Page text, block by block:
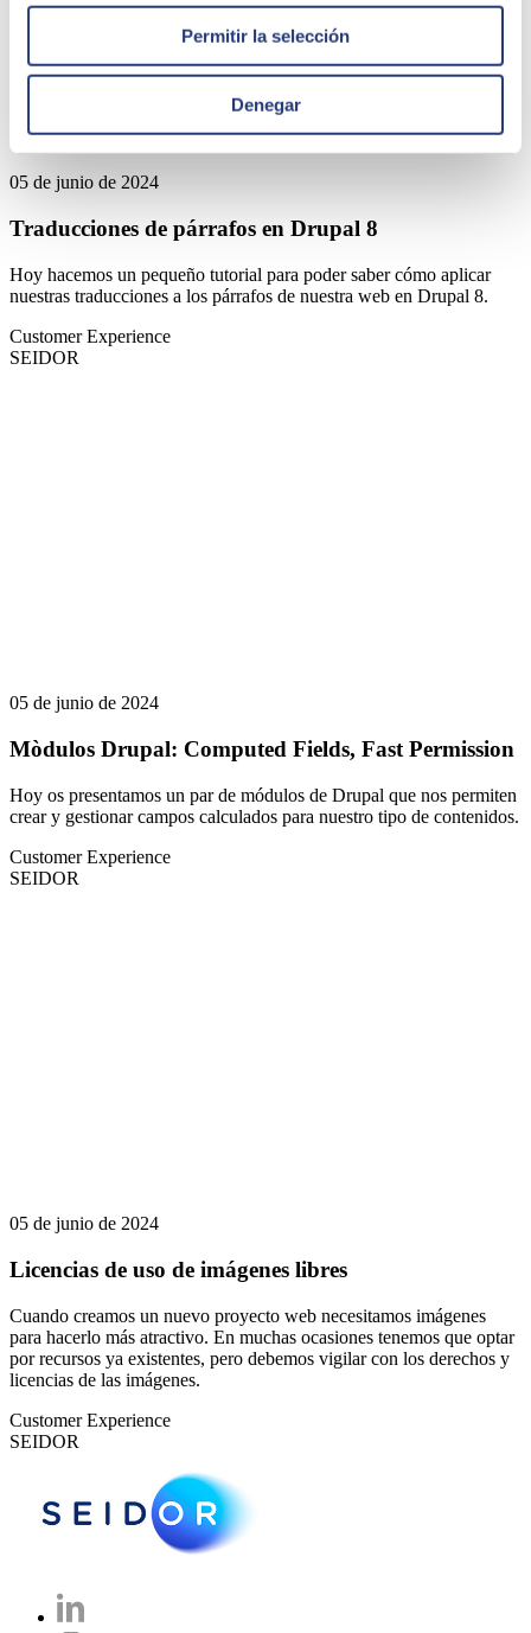
Permitir la selección
Denegar
05 de junio de 2024
Traducciones de párrafos en Drupal 8
Hoy hacemos un pequeño tutorial para poder saber cómo aplicar
nuestras traducciones a los párrafos de nuestra web en Drupal 8.
Customer Experience
SEIDOR
05 de junio de 2024
Mòdulos Drupal: Computed Fields, Fast Permission
Hoy os presentamos un par de módulos de Drupal que nos permiten
crear y gestionar campos calculados para nuestro tipo de contenidos.
Customer Experience
SEIDOR
05 de junio de 2024
Licencias de uso de imágenes libres
Cuando creamos un nuevo proyecto web necesitamos imágenes
para hacerlo más atractivo. En muchas ocasiones tenemos que optar
por recursos ya existentes, pero debemos vigilar con los derechos y
licencias de las imágenes.
Customer Experience
SEIDOR